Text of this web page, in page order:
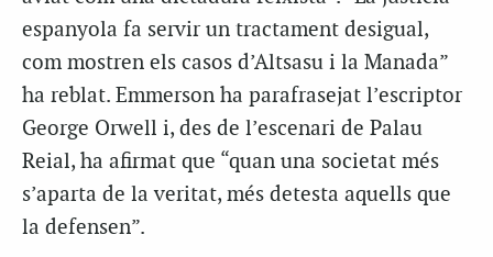
espanyola fa servir un tractament desigual,
com mostren els casos d’Altsasu i la Manada”
ha reblat. Emmerson ha parafrasejat l’escriptor
George Orwell i, des de l’escenari de Palau
Reial, ha afirmat que “quan una societat més
s’aparta de la veritat, més detesta aquells que
la defensen”.